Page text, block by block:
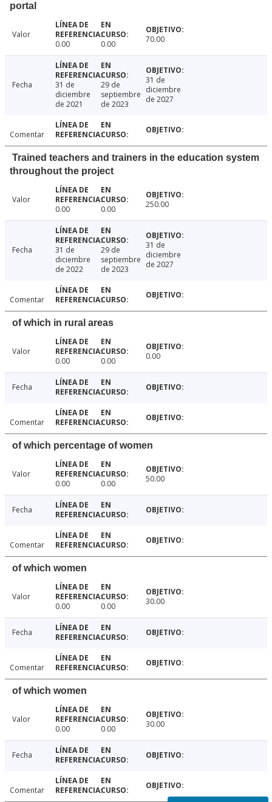
portal
Valor
0.00
0.00 70.00
Fecha
31 de
diciembre
de 2021
29 de
septiembre
de 2023
31 de
diciembre
de 2027
Comentar
Trained teachers and trainers in the education system
throughout the project
Valor
0.00
0.00 250.00
Fecha
31 de
diciembre
de 2022
29 de
septiembre
de 2023
31 de
diciembre
de 2027
Comentar
of which in rural areas
Valor
0.00
0.00 0.00
Fecha
Comentar
of which percentage of women
Valor
0.00
0.00 50.00
Fecha
Comentar
of which women
Valor
0.00
0.00 30.00
Fecha
Comentar
of which women
Valor
0.00
0.00 30.00
Fecha
Comentar